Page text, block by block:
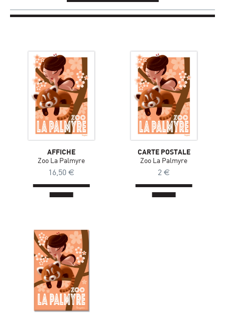
AFFICHE
Zoo La Palmyre
16,50 €
CARTE POSTALE
Zoo La Palmyre
2 €